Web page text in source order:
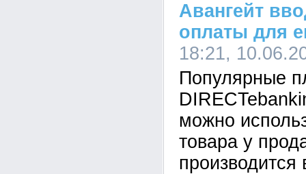
Авангейт
оплаты для
18:21,
Популярные
можно
товара у